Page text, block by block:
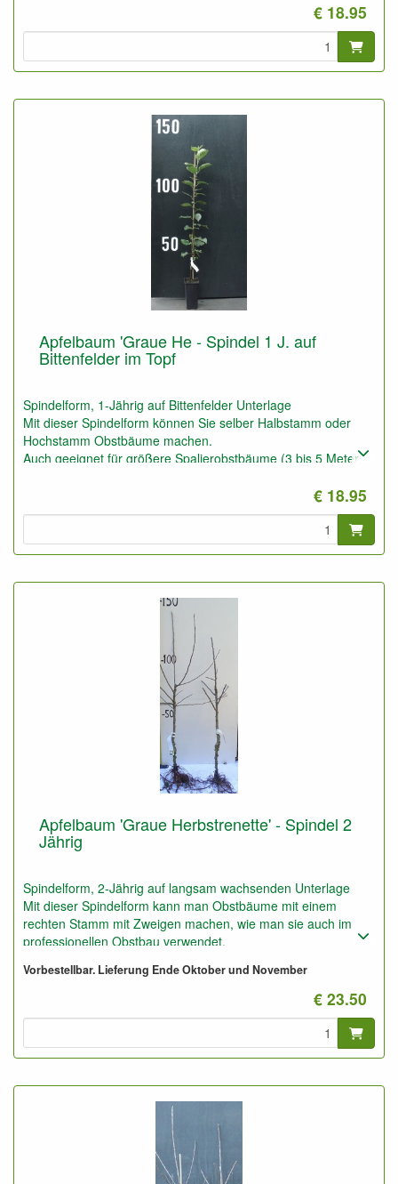
Auf sehr gute Boden auch geeignet für Halbstamm
€ 18.95
Apfelbaum 'Graue He - Spindel 1 J. auf
Bittenfelder im Topf
Spindelform, 1-Jährig auf Bittenfelder Unterlage
Mit dieser Spindelform können Sie selber Halbstamm oder
Hochstamm Obstbäume machen.
Auch geeignet für größere Spalierobstbäume (3 bis 5 Meter
Diese Pflanzen können Sie auch nutzen für Niedrigstamm auf
schlechtem trockenem Boden, z.B. Waldboden.
€ 18.95
Apfelbaum 'Graue Herbstrenette' - Spindel 2
Jährig
Spindelform, 2-Jährig auf langsam wachsenden Unterlage
Mit dieser Spindelform kann man Obstbäume mit einem
rechten Stamm mit Zweigen machen, wie man sie auch im
professionellen Obstbau verwendet.
Nur geeignet für sehr gute Böden oder den Boden ganz gut
Foto: Spindel 2-Jährig, nicht geschnitten und geschnitten.
Vorbestellbar. Lieferung Ende Oktober und November
€ 23.50